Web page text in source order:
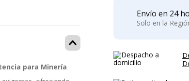
para Minería
Envío en 24
Solo en la